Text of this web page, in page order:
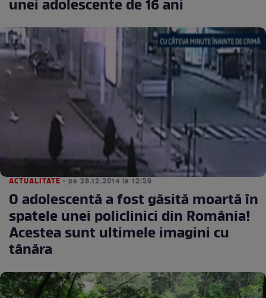
unei adolescente de 16 ani
ACTUALITATE • pe 28.12.2014 la 12:59
O adolescentă a fost găsită moartă în
spatele unei policlinici din România!
Acestea sunt ultimele imagini cu
tânăra